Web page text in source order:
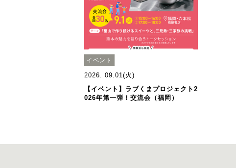
イベント
2026. 09.01(火)
【イベント】ラブくまプロジェクト2
026年第一弾！交流会（福岡）